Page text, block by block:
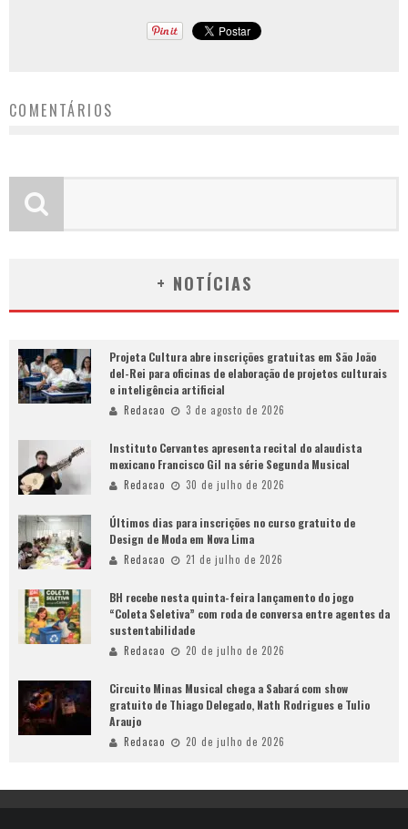
COMENTÁRIOS
+ NOTÍCIAS
Projeta Cultura abre inscrições gratuitas em São João
del-Rei para oficinas de elaboração de projetos culturais
e inteligência artificial
Redacao 3 de agosto de 2026
Instituto Cervantes apresenta recital do alaudista
mexicano Francisco Gil na série Segunda Musical
Redacao 30 de julho de 2026
Últimos dias para inscrições no curso gratuito de
Design de Moda em Nova Lima
Redacao 21 de julho de 2026
BH recebe nesta quinta-feira lançamento do jogo
“Coleta Seletiva” com roda de conversa entre agentes da
sustentabilidade
Redacao 20 de julho de 2026
Circuito Minas Musical chega a Sabará com show
gratuito de Thiago Delegado, Nath Rodrigues e Tulio
Araujo
Redacao 20 de julho de 2026